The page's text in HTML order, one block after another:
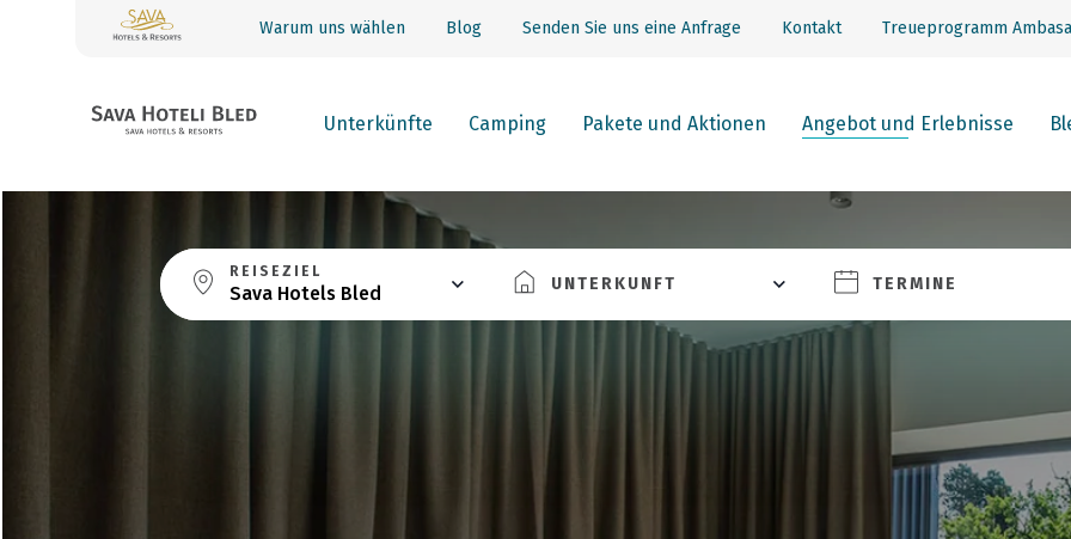
Warum uns wählen Blog Senden Sie uns eine Anfrage Kontakt Treueprogramm
Unterkünfte Camping Pakete und Aktionen Angebot und Erlebnisse
REISEZIEL
Sava Hotels Bled UNTERKUNFT TERMINE